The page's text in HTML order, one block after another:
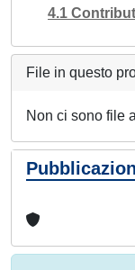
4.1
File in questo
Non ci sono file